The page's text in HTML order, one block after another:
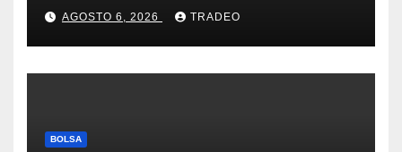
Coldcard? Un analista
comparte consejos clave
AGOSTO 6, 2026 TRADEO
BOLSA